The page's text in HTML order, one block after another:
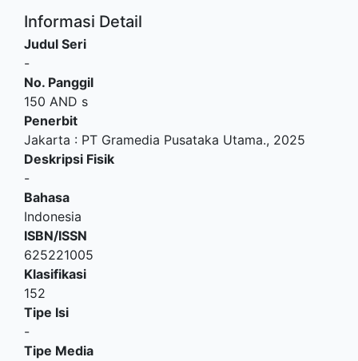
Informasi Detail
Judul Seri
-
No. Panggil
150 AND s
Penerbit
Jakarta : PT Gramedia Pusataka Utama., 2025
Deskripsi Fisik
-
Bahasa
Indonesia
ISBN/ISSN
625221005
Klasifikasi
152
Tipe Isi
-
Tipe Media